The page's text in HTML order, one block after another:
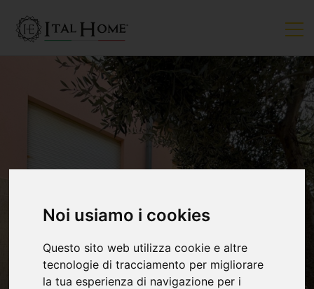
Noi usiamo i cookies
Questo sito web utilizza cookie e altre
tecnologie di tracciamento per migliorare
la tua esperienza di navigazione per i